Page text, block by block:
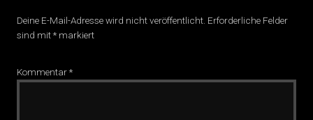
Deine E-Mail-Adresse wird nicht veröffentlicht. Erforderliche Felder
sind mit* markiert
Kommentar*